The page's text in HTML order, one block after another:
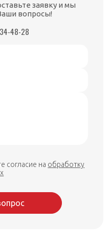
заявку и мы
вопросы!
48-28
согласие на обработку